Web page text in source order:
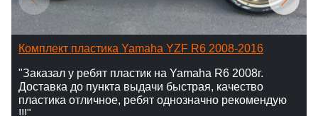
Комплект пластика Yamaha YZF R6 2008-2016
"Заказал у ребят пластик на Yamaha R6 2008г.
Доставка до пункта выдачи быстрая, качество
пластика отличное, ребят однозначно рекомендую
!!!"